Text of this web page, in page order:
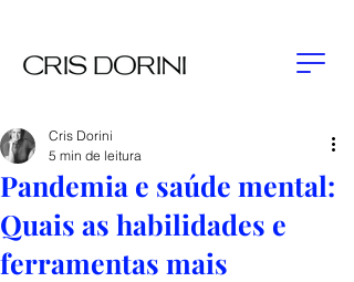
Pandemia e saúde mental:
Quais as habilidades e
ferramentas mais
Cris Dorini
5 min de leitura